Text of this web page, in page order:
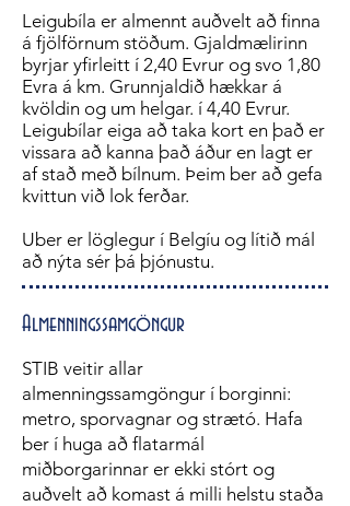
Leigubíla er almennt auðvelt að finna
á fjölförnum stöðum. Gjaldmælirinn
byrjar yfirleitt í 2,40 Evrur og svo 1,80
Evra á km. Grunnjaldið hækkar á
kvöldin og um helgar. í 4,40 Evrur.
Leigubílar eiga að taka kort en það er
vissara að kanna það áður en lagt er
af stað með bílnum. Þeim ber að gefa
kvittun við lok ferðar.
Uber er löglegur í Belgíu og lítið mál
að nýta sér þá þjónustu.
Almenningssamgöngur
STIB veitir allar
almenningssamgöngur í borginni:
metro, sporvagnar og strætó. Hafa
ber í huga að flatarmál
miðborgarinnar er ekki stórt og
auðvelt að komast á milli helstu staða